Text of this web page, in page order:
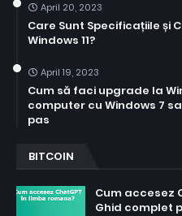
April 20, 2023
Care Sunt Specificațiile și
Windows 11?
April 19, 2023
Cum să faci upgrade la
computer cu Windows 7
pas
BITCOIN
Cum accesez
Ghid complet